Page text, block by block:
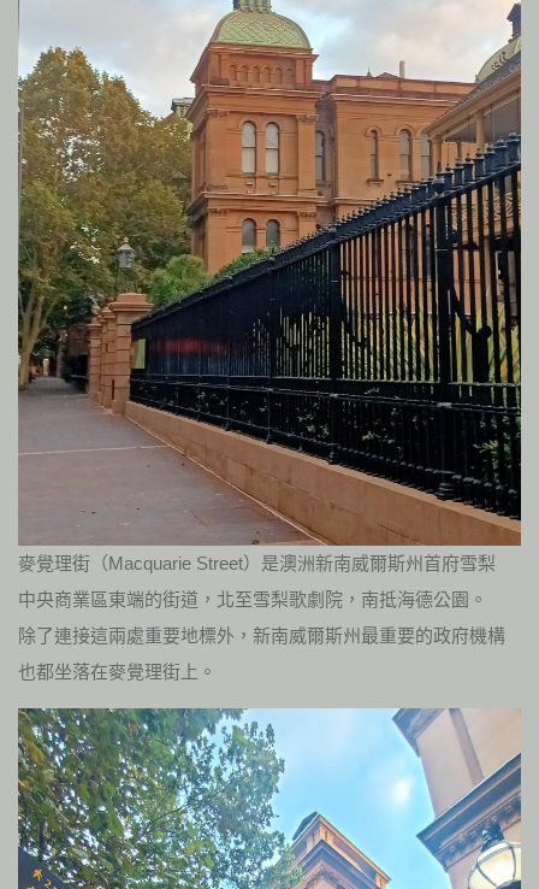
麥覺理街（Macquarie Street）是澳洲新南威爾斯州首府雪梨
中央商業區東端的街道，北至雪梨歌劇院，南抵海德公園。
除了連接這兩處重要地標外，新南威爾斯州最重要的政府機構
也都坐落在麥覺理街上。